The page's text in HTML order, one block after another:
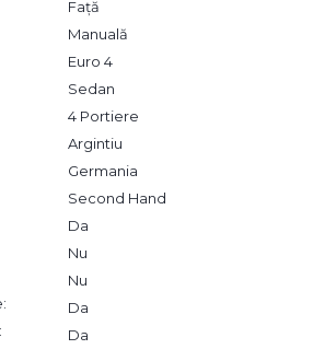
Față
Manuală
Euro 4
Sedan
4 Portiere
Argintiu
Germania
Second Hand
Da
Nu
Nu
Da
Da